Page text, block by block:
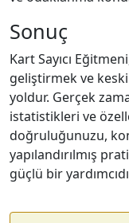
Sonuç
Kart Sayıcı
geliştirmek ve
yoldur. Gerçek
istatistikleri ve
doğruluğunuzu,
yapılandırılmış
güçlü bir